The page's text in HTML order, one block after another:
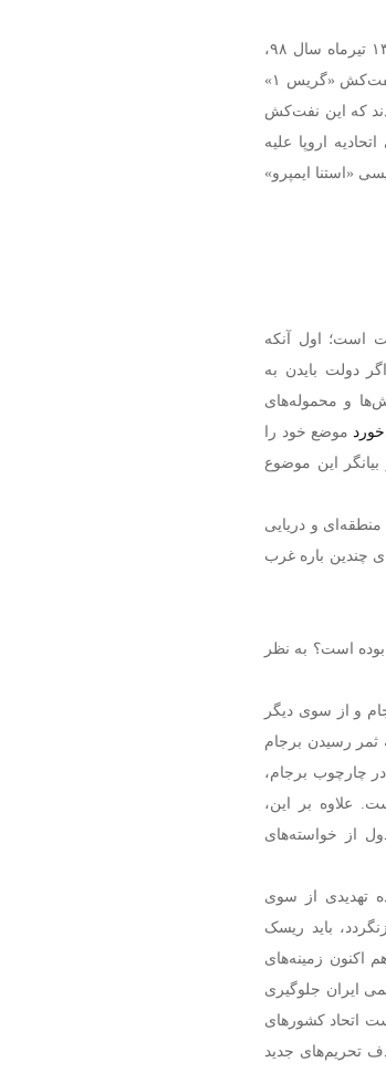
توقیف متقابل نفت‌کش‌ها مسبوق به سابقه است و به‌عنوان مثال در سال در ۱۳ تیرماه سال ۹۸،
مقامات جبل‌الطارق به دستور انگلیسی‌ها و با دخالت نیروی دریایی این کشور نفت‌کش «گریس ۱»
که این نفت‌کش
اروپا علیه
انگلیسی «استنا ایمپرو»
است؛ اول آنکه
دولت بایدن به
و محموله‌های
موضع خود را
این موضوع
و دریایی
چندین باره غرب
بوده است؟ به نظر
و از سوی دیگر
ثمر رسیدن برجام
چارچوب برجام،
علاوه بر این،
از خواسته‌های
تهدیدی از سوی
باید ریسک
اکنون زمینه‌های
ایران جلوگیری
اتحاد کشورهای
تحریم‌های جدید